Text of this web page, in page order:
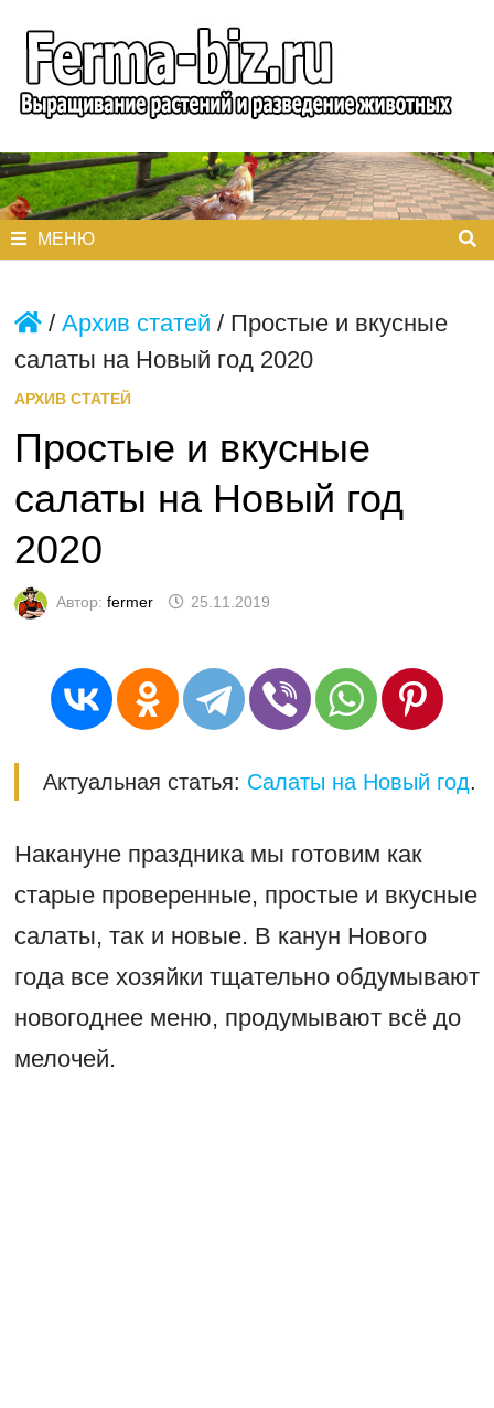
содержимому
МЕНЮ
/ Архив статей / Простые и вкусные
салаты на Новый год 2020
АРХИВ СТАТЕЙ
Простые и вкусные
салаты на Новый год
2020
Автор: fermer 25.11.2019
Актуальная статья: Салаты на Новый год.
Накануне праздника мы готовим как
старые проверенные, простые и вкусные
салаты, так и новые. В канун Нового
года все хозяйки тщательно обдумывают
новогоднее меню, продумывают всё до
мелочей.